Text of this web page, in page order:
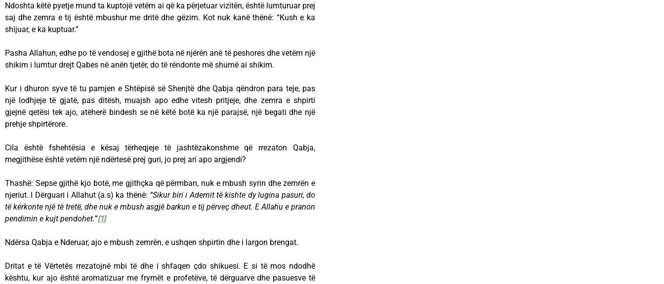
Ndoshta këtë pyetje mund ta kuptojë vetëm ai që ka përjetuar vizitën, është lumturuar prej
saj dhe zemra e tij është mbushur me dritë dhe gëzim. Kot nuk kanë thënë: “Kush e ka
shijuar, e ka kuptuar.”
Pasha Allahun, edhe po të vendosej e gjithë bota në njërën anë të peshores dhe vetëm një
shikim i lumtur drejt Qabes në anën tjetër, do të rëndonte më shumë ai shikim.
Kur i dhuron syve të tu pamjen e Shtëpisë së Shenjtë dhe Qabja qëndron para teje, pas
një lodhjeje të gjatë, pas ditësh, muajsh apo edhe vitesh pritjeje, dhe zemra e shpirti
gjejnë qetësi tek ajo, atëherë bindesh se në këtë botë ka një parajsë, një begati dhe një
prehje shpirtërore.
Cila është fshehtësia e kësaj tërheqjeje të jashtëzakonshme që rrezaton Qabja,
megjithëse është vetëm një ndërtesë prej guri, jo prej ari apo argjendi?
Thashë: Sepse gjithë kjo botë, me gjithçka që përmban, nuk e mbush syrin dhe zemrën e
njeriut. I Dërguari i Allahut (a.s) ka thënë: “Sikur biri i Ademit të kishte dy lugina pasuri, do
të kërkonte një të tretë, dhe nuk e mbush asgjë barkun e tij përveç dheut. E Allahu e pranon
pendimin e kujt pendohet.”[1]
Ndërsa Qabja e Nderuar, ajo e mbush zemrën, e ushqen shpirtin dhe i largon brengat.
Dritat e të Vërtetës rrezatojnë mbi të dhe i shfaqen çdo shikuesi. E si të mos ndodhë
kështu, kur ajo është aromatizuar me frymët e profetëve, të dërguarve dhe pasuesve të